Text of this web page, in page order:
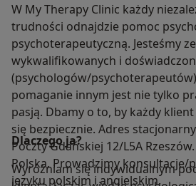
W My Therapy Clinic każdy
trudności odnajdzie pomoc
psychoterapeutyczną. Jesteśmy
wykwalifikowanych i
(psychologów/
pomaganie innym jest nie tylko
pasją. Dbamy o to, by każdy klient
się bezpiecznie. Adres
Poczty Gdańskiej 12/L5A
Polska. Prowadzimy konsultacje/
języku polskim i angielskim.
Dlaczego ja?
Wyróżniam się indywidualnym